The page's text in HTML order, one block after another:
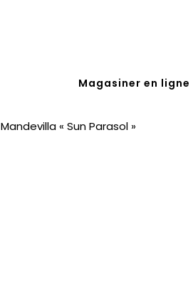
Magasiner en ligne
Mandevilla « Sun Parasol »